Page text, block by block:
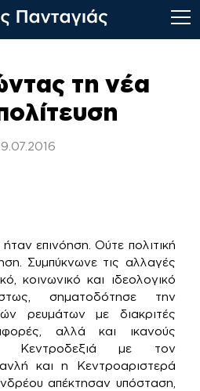
τη νέα
επινόηση. Ούτε πολιτική
Συμπύκνωνε τις αλλαγές
κοινωνικό και ιδεολογικό
σηματοδότησε την
ρευμάτων με διακριτές
αλλά και ικανούς
Κεντροδεξιά με τον
και η Κεντροαριστερά
απέκτησαν υπόσταση,